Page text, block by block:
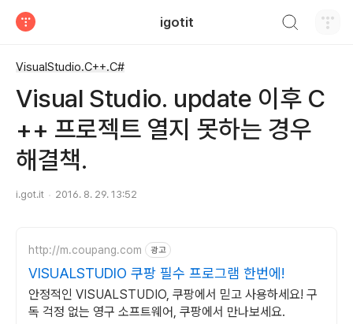
igotit
VisualStudio.C++.C#
Visual Studio. update 이후 C
++ 프로젝트 열지 못하는 경우
해결책.
i.got.it 2016. 8. 29. 13:52
http://m.coupang.com 광고
VISUALSTUDIO 쿠팡 필수 프로그램 한번에!
안정적인 VISUALSTUDIO, 쿠팡에서 믿고 사용하세요! 구
독 걱정 없는 영구 소프트웨어, 쿠팡에서 만나보세요.